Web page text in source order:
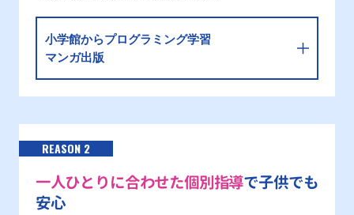
小学館からプログラミング学習
マンガ出版
REASON 2
一人ひとりに合わせた個別指導で子供でも
安心